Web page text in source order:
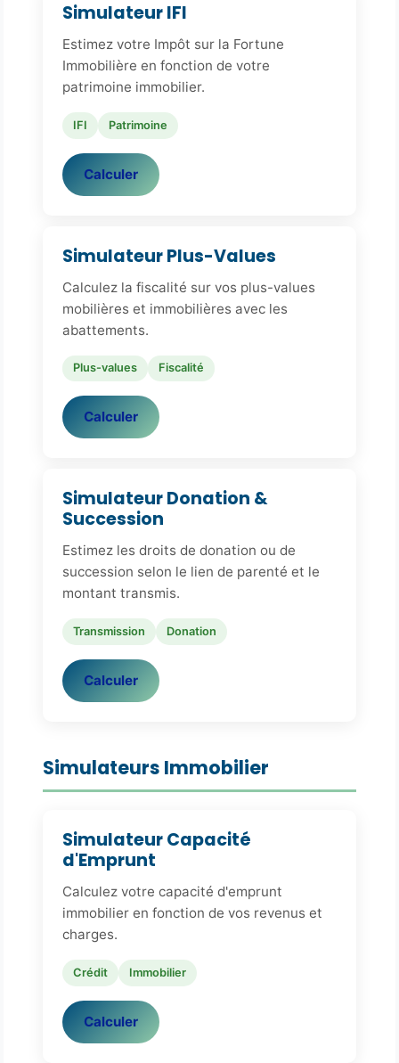
Simulateur IFI
Estimez votre Impôt sur la Fortune
Immobilière en fonction de votre
patrimoine immobilier.
IFI Patrimoine
Calculer
Simulateur Plus-Values
Calculez la fiscalité sur vos plus-values
mobilières et immobilières avec les
abattements.
Plus-values Fiscalité
Calculer
Simulateur Donation &
Succession
Estimez les droits de donation ou de
succession selon le lien de parenté et le
montant transmis.
Transmission Donation
Calculer
Simulateurs Immobilier
Simulateur Capacité
d'Emprunt
Calculez votre capacité d'emprunt
immobilier en fonction de vos revenus et
charges.
Crédit Immobilier
Calculer